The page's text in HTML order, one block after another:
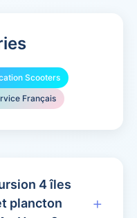
Scooters
Français
4 îles
plancton
+